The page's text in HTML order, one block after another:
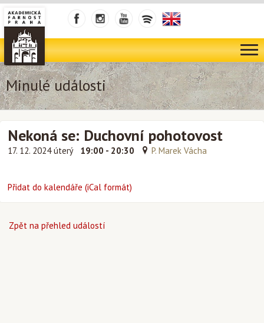
Minulé události
Nekoná se: Duchovní pohotovost
17. 12. 2024 úterý 19:00 - 20:30 P. Marek Vácha
Přidat do kalendáře (iCal formát)
Zpět na přehled událostí